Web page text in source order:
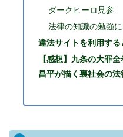
ダークヒーロ見参
法律の知識の勉強
違法サイトを利用する
【感想】九条の大罪
昌平が描く裏社会の